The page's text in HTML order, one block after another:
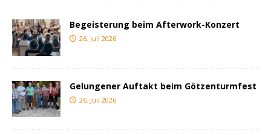
Begeisterung beim Afterwork-Konzert
26. Juli 2026
Gelungener Auftakt beim Götzenturmfest
26. Juli 2026